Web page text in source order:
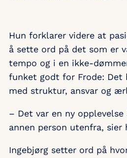
Hun forklarer videre at
å sette ord på det som er
tempo og i en ikke-
funket godt for Frode: Det
med struktur, ansvar og
– Det var en ny
annen person utenfra, sier
Ingebjørg setter ord på